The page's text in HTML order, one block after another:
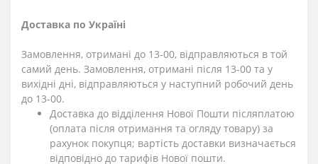
Доставка по Україні
Замовлення, отримані до 13-00, відправляються в той
самий день. Замовлення, отримані після 13-00 та у
вихідні дні, відправляються у наступний робочий день
до 13-00.
Доставка до відділення Нової Пошти післяплатою
(оплата після отримання та огляду товару) за
рахунок покупця; вартість доставки визначається
відповідно до тарифів Нової пошти.